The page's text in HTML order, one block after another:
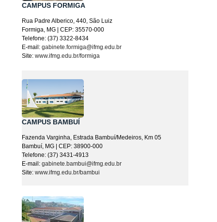
CAMPUS FORMIGA
Rua Padre Alberico, 440, São Luiz
Formiga, MG | CEP: 35570-000
Telefone: (37) 3322-8434
E-mail: gabinete.formiga@ifmg.edu.br
Site: www.ifmg.edu.br/formiga
CAMPUS BAMBUÍ
Fazenda Varginha, Estrada Bambuí/Medeiros, Km 05
Bambuí, MG | CEP: 38900-000
Telefone: (37) 3431-4913
E-mail: gabinete.bambui@ifmg.edu.br
Site: www.ifmg.edu.br/bambui